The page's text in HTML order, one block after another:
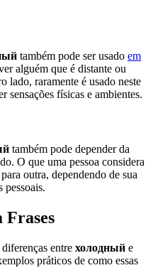
também pode ser usado em
alguém que é distante ou
lado, raramente é usado neste
sensações físicas e ambientes.
também pode depender da
O que uma pessoa considera
para outra, dependendo de sua
pessoais.
Frases
entre холодный e
práticos de como essas